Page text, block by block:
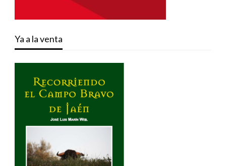
Ya a la venta